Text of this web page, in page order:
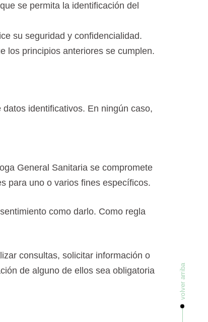
volver arriba
se permita la identificación del
su seguridad y confidencialidad.
los principios anteriores se cumplen.
identificativos. En ningún caso,
General Sanitaria se compromete
para uno o varios fines específicos.
como darlo. Como regla
consultas, solicitar información o
de alguno de ellos sea obligatoria